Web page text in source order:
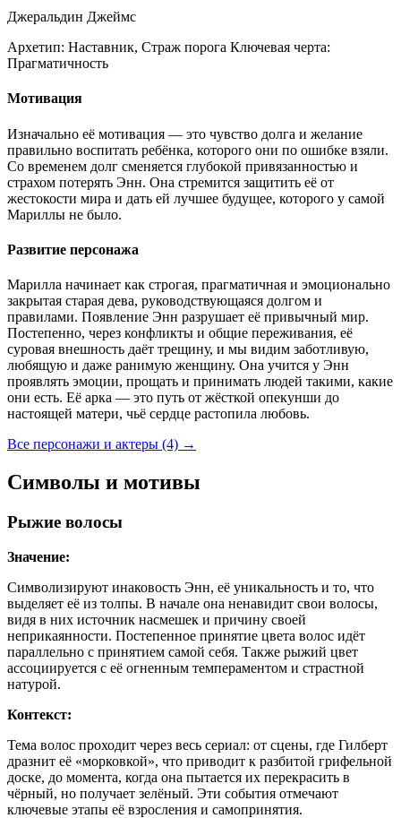
Джеральдин Джеймс
Архетип: Наставник, Страж порога Ключевая черта:
Прагматичность
Мотивация
Изначально её мотивация — это чувство долга и желание
правильно воспитать ребёнка, которого они по ошибке взяли.
Со временем долг сменяется глубокой привязанностью и
страхом потерять Энн. Она стремится защитить её от
жестокости мира и дать ей лучшее будущее, которого у самой
Мариллы не было.
Развитие персонажа
Марилла начинает как строгая, прагматичная и эмоционально
закрытая старая дева, руководствующаяся долгом и
правилами. Появление Энн разрушает её привычный мир.
Постепенно, через конфликты и общие переживания, её
суровая внешность даёт трещину, и мы видим заботливую,
любящую и даже ранимую женщину. Она учится у Энн
проявлять эмоции, прощать и принимать людей такими, какие
они есть. Её арка — это путь от жёсткой опекунши до
настоящей матери, чьё сердце растопила любовь.
Все персонажи и актеры (4) →
Символы и мотивы
Рыжие волосы
Значение:
Символизируют инаковость Энн, её уникальность и то, что
выделяет её из толпы. В начале она ненавидит свои волосы,
видя в них источник насмешек и причину своей
неприкаянности. Постепенное принятие цвета волос идёт
параллельно с принятием самой себя. Также рыжий цвет
ассоциируется с её огненным темпераментом и страстной
натурой.
Контекст:
Тема волос проходит через весь сериал: от сцены, где Гилберт
дразнит её «морковкой», что приводит к разбитой грифельной
доске, до момента, когда она пытается их перекрасить в
чёрный, но получает зелёный. Эти события отмечают
ключевые этапы её взросления и самопринятия.